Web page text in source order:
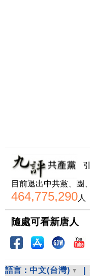
目前退出中共黨、團
464,775,290人
隨處可看新唐人
語言： 中文(台灣)